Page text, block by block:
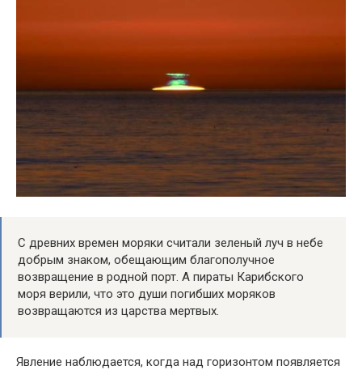
С древних времен моряки считали зеленый луч в небе
добрым знаком, обещающим благополучное
возвращение в родной порт. А пираты Карибского
моря верили, что это души погибших моряков
возвращаются из царства мертвых.
Явление наблюдается, когда над горизонтом появляется